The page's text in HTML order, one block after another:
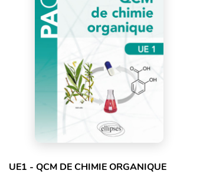
UE1 - QCM DE CHIMIE ORGANIQUE